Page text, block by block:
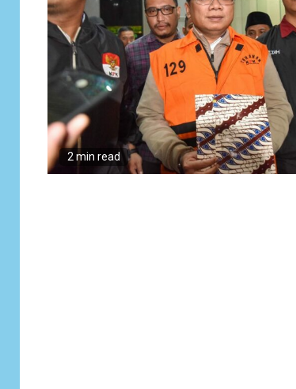
2 min read